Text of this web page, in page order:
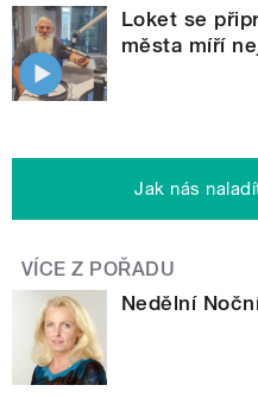
Loket se
města míří
Jak nás
VÍCE Z POŘADU
Nedělní